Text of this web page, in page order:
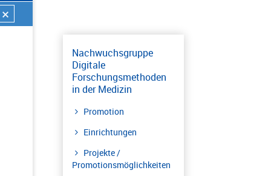
Nachwuchsgruppe
Digitale
Forschungsmethoden
in der Medizin
Promotion
Einrichtungen
Projekte /
Promotionsmöglichkeiten